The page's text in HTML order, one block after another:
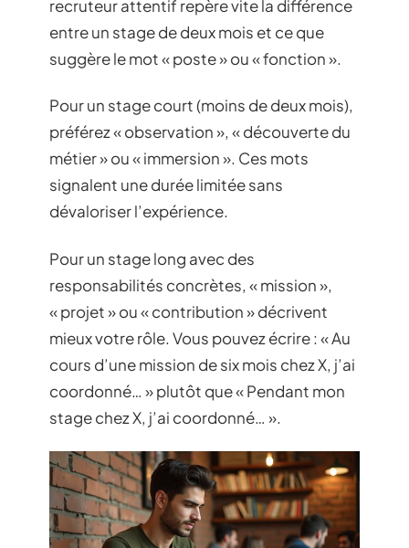
recruteur attentif repère vite la différence
entre un stage de deux mois et ce que
suggère le mot « poste » ou « fonction ».
Pour un stage court (moins de deux mois),
préférez « observation », « découverte du
métier » ou « immersion ». Ces mots
signalent une durée limitée sans
dévaloriser l’expérience.
Pour un stage long avec des
responsabilités concrètes, « mission »,
« projet » ou « contribution » décrivent
mieux votre rôle. Vous pouvez écrire : « Au
cours d’une mission de six mois chez X, j’ai
coordonné… » plutôt que « Pendant mon
stage chez X, j’ai coordonné… ».